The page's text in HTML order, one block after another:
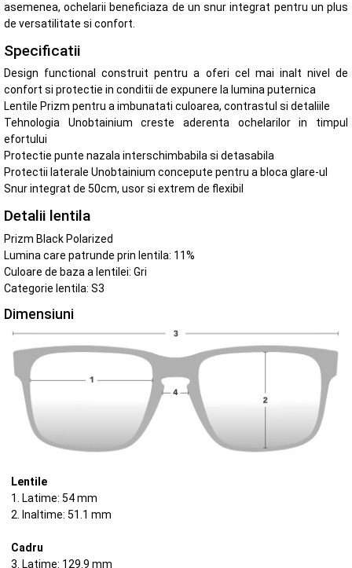
asemenea, ochelarii beneficiaza de un snur integrat pentru un plus
de versatilitate si confort.
Specificatii
Design functional construit pentru a oferi cel mai inalt nivel de
confort si protectie in conditii de expunere la lumina puternica
Lentile Prizm pentru a imbunatati culoarea, contrastul si detaliile
Tehnologia Unobtainium creste aderenta ochelarilor in timpul
efortului
Protectie punte nazala interschimbabila si detasabila
Protectii laterale Unobtainium concepute pentru a bloca glare-ul
Snur integrat de 50cm, usor si extrem de flexibil
Detalii lentila
Prizm Black Polarized
Lumina care patrunde prin lentila: 11%
Culoare de baza a lentilei: Gri
Categorie lentila: S3
Dimensiuni
Lentile
1. Latime: 54 mm
2. Inaltime: 51.1 mm
Cadru
3. Latime: 129.9 mm